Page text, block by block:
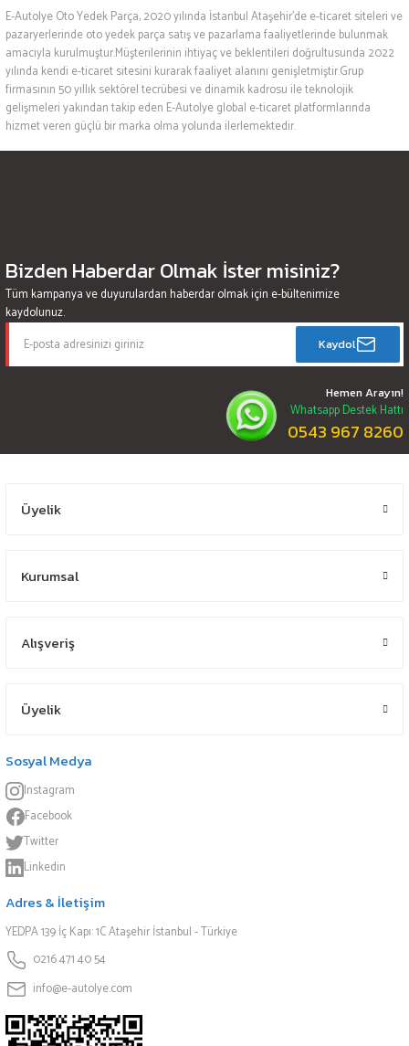
E-Autolye Oto Yedek Parça, 2020 yılında İstanbul Ataşehir’de e-ticaret siteleri ve
pazaryerlerinde oto yedek parça satış ve pazarlama faaliyetlerinde bulunmak
amacıyla kurulmuştur.Müşterilerinin ihtiyaç ve beklentileri doğrultusunda 2022
yılında kendi e-ticaret sitesini kurarak faaliyet alanını genişletmiştir.Grup
firmasının 50 yıllık sektörel tecrübesi ve dinamik kadrosu ile teknolojik
gelişmeleri yakından takip eden E-Autolye global e-ticaret platformlarında
hizmet veren güçlü bir marka olma yolunda ilerlemektedir.
Bizden Haberdar Olmak İster misiniz?
Tüm kampanya ve duyurulardan haberdar olmak için e-bültenimize
kaydolunuz.
Kaydol
Hemen Arayın!
Whatsapp Destek Hattı
0543 967 8260
Üyelik
Kurumsal
Alışveriş
Üyelik
Sosyal Medya
Instagram
Facebook
Twitter
Linkedin
Adres & İletişim
YEDPA 139 İç Kapı: 1C Ataşehir İstanbul - Türkiye
0216 471 40 54
info@e-autolye.com